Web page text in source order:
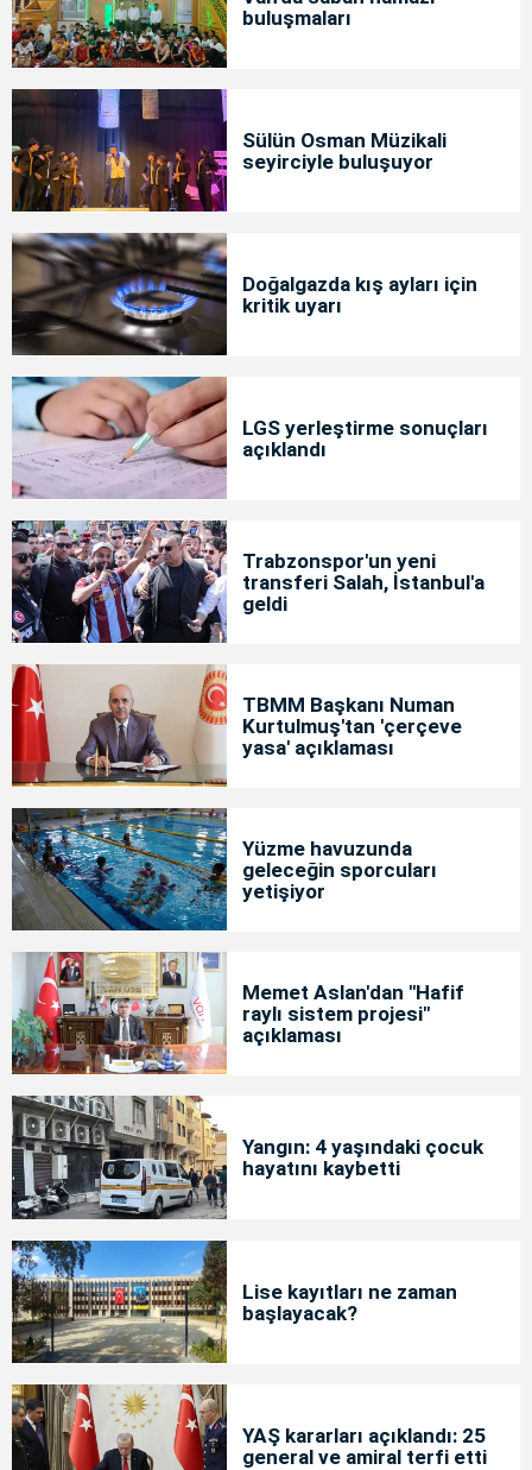
buluşmaları
Sülün Osman Müzikali
seyirciyle buluşuyor
Doğalgazda kış ayları için
kritik uyarı
LGS yerleştirme sonuçları
açıklandı
Trabzonspor'un yeni
transferi Salah, İstanbul'a
geldi
TBMM Başkanı Numan
Kurtulmuş'tan 'çerçeve
yasa' açıklaması
Yüzme havuzunda
geleceğin sporcuları
yetişiyor
Memet Aslan'dan "Hafif
raylı sistem projesi"
açıklaması
Yangın: 4 yaşındaki çocuk
hayatını kaybetti
Lise kayıtları ne zaman
başlayacak?
YAŞ kararları açıklandı: 25
general ve amiral terfi etti